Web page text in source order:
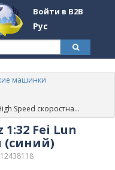
Войти в B2B
Рус
машинки
скоростная (синий)
Fei Lun
(синий)